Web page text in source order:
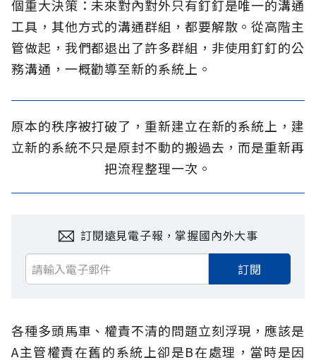
個重大決策：未來對內對外只有釘釘是唯一的溝通
工具，其他方式的溝通群組，都要解散。從高階主
管做起，我們都退出了許多群組，非使用釘釘的公
務溝通，一概勸導至新的系統上。
原本的秩序被打破了，重新建立在新的系統上，建
立新的系統不只是原封不動的搬過去，而是重新再
把流程整理一次。
訂閱遠見電子報，掌握國內外大事
訂閱
各種多頭馬車、權責不清的問題立刻浮現，應該是
A主管權責在舊的系統上卻是B在處理，當時是因